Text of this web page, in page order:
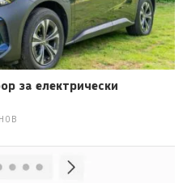
за електрически